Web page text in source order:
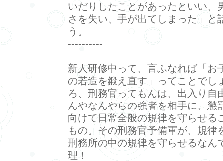
いだりしたことがあったといい、
さを失い、手が出てしまった」と
う。
----------
新人研修中って、言ふなれば「お
の若造を鍛え直す」ってことで
ろ、刑務官ってもんは、出入り自
んやなんやらの強者を相手に、懲
向けて日常全般の規律を守らせる
もの。その刑務官予備軍が、規律
刑務所の中の規律を守らせるなん
理！